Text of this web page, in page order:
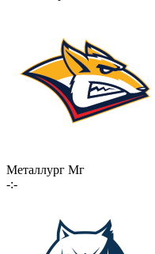
Металлург Мг
-:-